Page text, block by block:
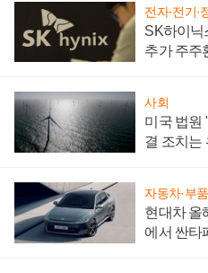
전자·전기·
SK하이닉
추가 주주
사회
미국 법원
결 조치는
자동차·부품
현대차 올
에서 싼타